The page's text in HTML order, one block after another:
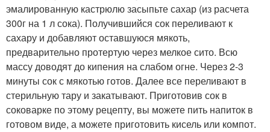
эмалированную кастрюлю засыпьте сахар (из расчета
300г на 1 л сока). Получившийся сок переливают к
сахару и добавляют оставшуюся мякоть,
предварительно протертую через мелкое сито. Всю
массу доводят до кипения на слабом огне. Через 2-3
минуты сок с мякотью готов. Далее все переливают в
стерильную тару и закатывают. Приготовив сок в
соковарке по этому рецепту, вы можете пить напиток в
готовом виде, а можете приготовить кисель или компот.